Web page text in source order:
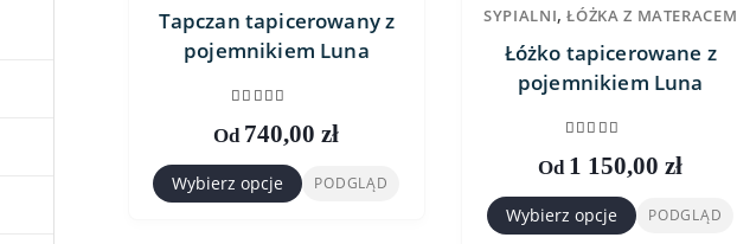
Tapczan tapicerowany z
pojemnikiem Luna
Od 740,00zł
Wybierz opcje
Ten
PODGLĄD
SYPIALNI,ŁÓŻKA Z MATERACEM
Łóżko tapicerowane z
pojemnikiem Luna
Od 1 150,00zł
Wybierz opcje
Ten
PODGLĄD